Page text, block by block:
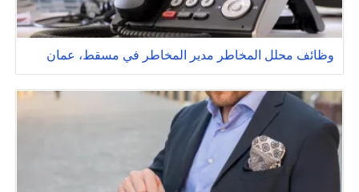
وظائف محلل المخاطر مدير المخاطر في مسقط، عمان